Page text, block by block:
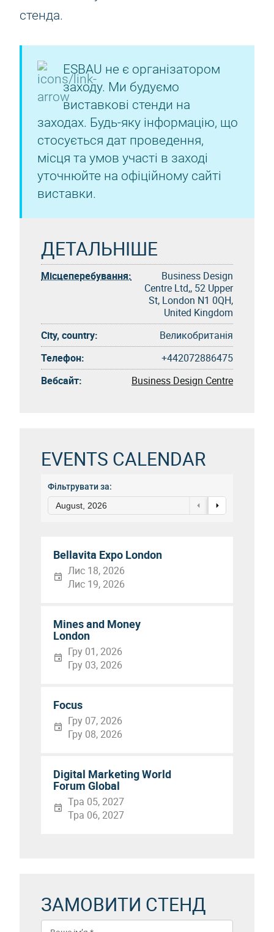
стенда.
ESBAU не є організатором
заходу. Ми будуємо
виставкові стенди на
заходах. Будь-яку інформацію, що
стосується дат проведення,
місця та умов участі в заході
уточнюйте на офіційному сайті
виставки.
ДЕТАЛЬНІШЕ
Місцеперебування:
Business Design
Centre Ltd,, 52 Upper
St, London N1 0QH,
United Kingdom
City, country:
Великобританія
Телефон:
+442072886475
Вебсайт:
Business Design Centre
EVENTS CALENDAR
Фільтрувати за:
August, 2026
Bellavita Expo London
Лис 18, 2026
Лис 19, 2026
Mines and Money
London
Гру 01, 2026
Гру 03, 2026
Focus
Гру 07, 2026
Гру 08, 2026
Digital Marketing World
Forum Global
Тра 05, 2027
Тра 06, 2027
ЗАМОВИТИ СТЕНД